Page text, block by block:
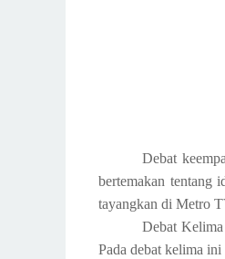
Debat
bertemakan tentang
tayangkan di Metro
Debat
Pada debat kelima